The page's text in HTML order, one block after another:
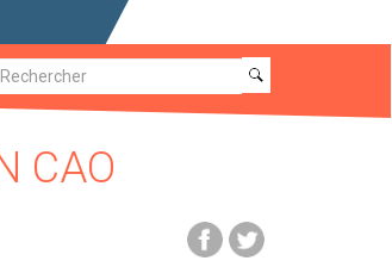
Recherche
CAO